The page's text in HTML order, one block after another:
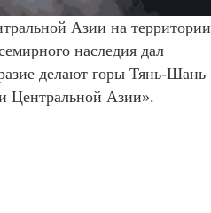
Азии на территории
наследия дал
делают горы Тянь-Шань
Центральной Азии».